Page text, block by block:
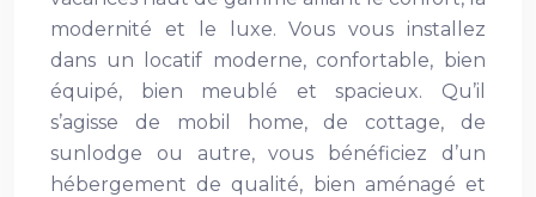
modernité et le luxe. Vous vous installez
dans un locatif moderne, confortable, bien
équipé, bien meublé et spacieux. Qu’il
s’agisse de mobil home, de cottage, de
sunlodge ou autre, vous bénéficiez d’un
hébergement de qualité, bien aménagé et